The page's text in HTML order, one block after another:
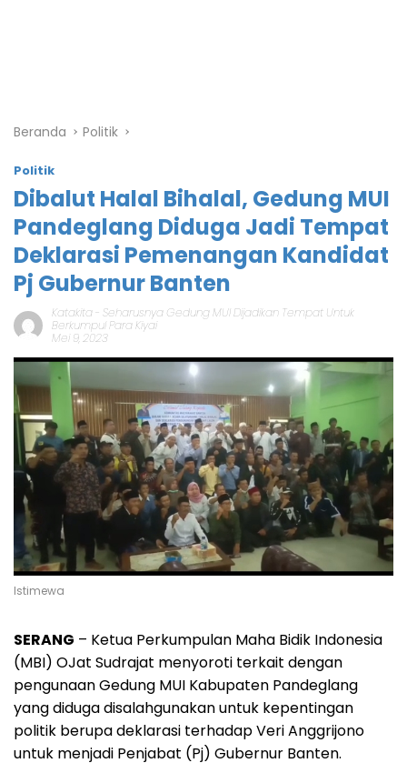
Beranda Politik
Politik
Dibalut Halal Bihalal, Gedung MUI
Pandeglang Diduga Jadi Tempat
Deklarasi Pemenangan Kandidat
Pj Gubernur Banten
Katakita- Seharusnya Gedung MUI Dijadikan Tempat Untuk
Berkumpul Para Kiyai
Mei 9, 2023
Istimewa
SERANG – Ketua Perkumpulan Maha Bidik Indonesia
(MBI) OJat Sudrajat menyoroti terkait dengan
pengunaan Gedung MUI Kabupaten Pandeglang
yang diduga disalahgunakan untuk kepentingan
politik berupa deklarasi terhadap Veri Anggrijono
untuk menjadi Penjabat (Pj) Gubernur Banten.